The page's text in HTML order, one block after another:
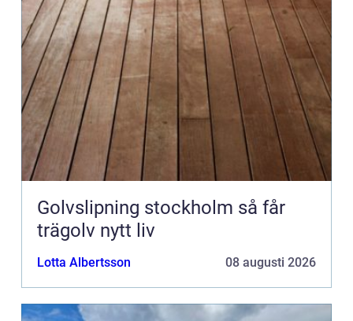
Golvslipning stockholm så får
trägolv nytt liv
Lotta Albertsson 08 augusti 2026